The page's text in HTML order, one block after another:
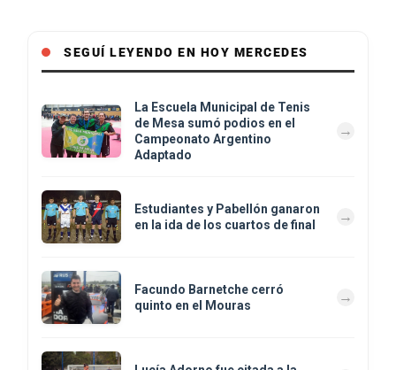
SEGUÍ LEYENDO EN HOY MERCEDES
La Escuela Municipal de Tenis
de Mesa sumó podios en el
Campeonato Argentino
Adaptado
Estudiantes y Pabellón ganaron
en la ida de los cuartos de final
Facundo Barnetche cerró
quinto en el Mouras